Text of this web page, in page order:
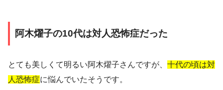
阿木燿子の10代は対人恐怖症だった
とても美しくて明るい阿木燿子さんですが、 十代の頃は対
人恐怖症に悩んでいたそうです。